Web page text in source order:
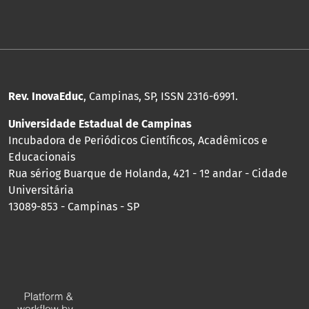
Rev. InovaEduc, Campinas, SP, ISSN 2316-6991.
Universidade Estadual de Campinas
Incubadora de Periódicos Científicos, Acadêmicos e
Educacionais
Rua sériog Buarque de Holanda, 421 - 1º andar - Cidade
Universitária
13089-853 - Campinas - SP